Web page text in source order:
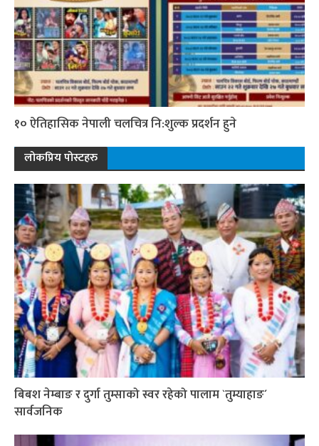
१० ऐतिहासिक नेपाली चलचित्र नि:शुल्क प्रदर्शन हुने
लोकप्रिय पोस्टहरु
बिबश नेम्बाङ र दुर्गा तुम्साको स्वर रहेको पालाम `तुम्याहाङ´
सार्वजनिक